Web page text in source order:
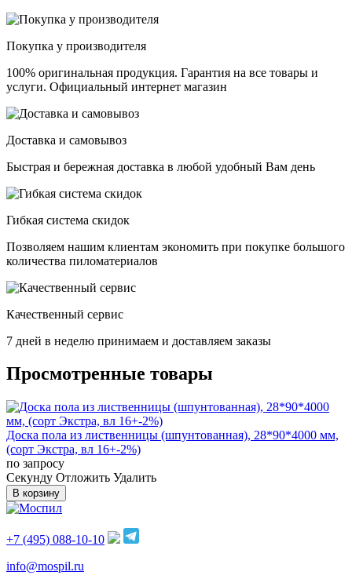
Покупка у производителя
100% оригинальная продукция. Гарантия на все товары и
услуги. Официальный интернет магазин
Доставка и самовывоз
Быстрая и бережная доставка в любой удобный Вам день
Гибкая система скидок
Позволяем нашим клиентам экономить при покупке большого
количества пиломатериалов
Качественный сервис
7 дней в неделю принимаем и доставляем заказы
Просмотренные товары
Доска пола из лиственницы (шпунтованная), 28*90*4000 мм,
(сорт Экстра, вл 16+-2%)
по запросу
Cекунду Отложить Удалить
В корзину
+7 (495) 088-10-10
info@mospil.ru